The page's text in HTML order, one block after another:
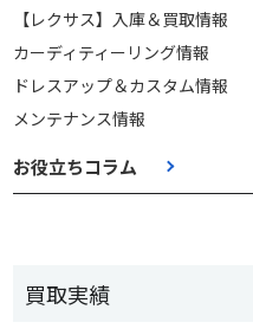
【レクサス】入庫＆買取情報
カーディティーリング情報
ドレスアップ＆カスタム情報
メンテナンス情報
お役立ちコラム
買取実績